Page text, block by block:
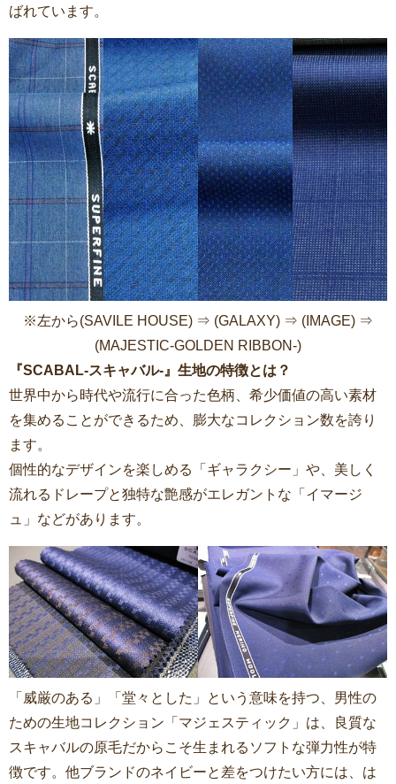
ばれています。
※左から(SAVILE HOUSE) ⇒ (GALAXY) ⇒ (IMAGE) ⇒
(MAJESTIC-GOLDEN RIBBON-)
『SCABAL-スキャバル-』生地の特徴とは？
世界中から時代や流行に合った色柄、希少価値の高い素材
を集めることができるため、膨大なコレクション数を誇り
ます。
個性的なデザインを楽しめる「ギャラクシー」や、美しく
流れるドレープと独特な艶感がエレガントな「イマージ
ュ」などがあります。
「威厳のある」「堂々とした」という意味を持つ、男性の
ための生地コレクション「マジェスティック」は、良質な
スキャバルの原毛だからこそ生まれるソフトな弾力性が特
徴です。他ブランドのネイビーと差をつけたい方には、は